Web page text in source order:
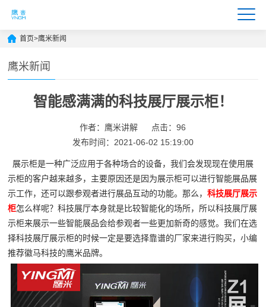
首页>鹰米新闻
鹰米新闻
智能感满满的科技展厅展示柜！
作者：鹰米讲解
点击：96
发布时间：2021-06-02 15:19:00
展示柜是一种广泛应用于各种场合的设备，我们会发现现在使用展
示柜的客户越来越多，主要原因还是因为展示柜可以进行智能展品展
示工作，还可以跟参观者进行展品互动的功能。那么，科技展厅展示
柜怎么样呢？科技展厅本身就是比较智能化的场所，所以科技展厅展
示柜来展示一些智能展品会给参观者一些更加新奇的感觉。我们在选
择科技展厅展示柜的时候一定是要选择靠谱的厂家来进行购买，小编
推荐徽马科技的鹰米品牌。